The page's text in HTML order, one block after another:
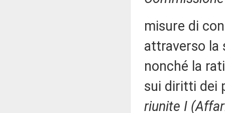
misure di
attraverso la
nonché la
sui diritti dei
riunite I